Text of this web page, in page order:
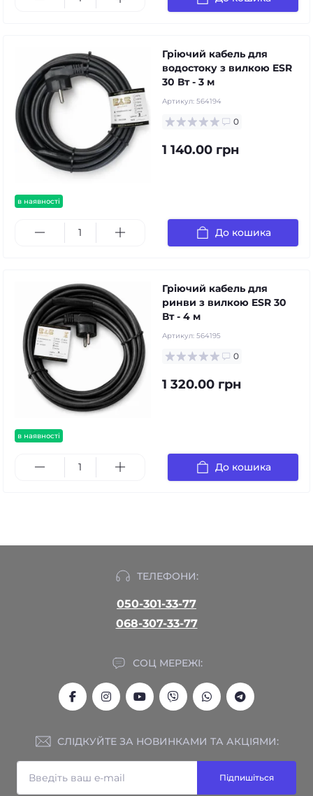
в наявності
Гріючий кабель для
водостоку з вилкою ESR
30 Вт - 3 м
Артикул: 564194
0
1 140.00 грн
До кошика
в наявності
Гріючий кабель для
ринви з вилкою ESR 30
Вт - 4 м
Артикул: 564195
0
1 320.00 грн
До кошика
ТЕЛЕФОНИ:
050-301-33-77
068-307-33-77
СОЦ МЕРЕЖІ:
СЛІДКУЙТЕ ЗА НОВИНКАМИ ТА АКЦІЯМИ:
Підпишіться